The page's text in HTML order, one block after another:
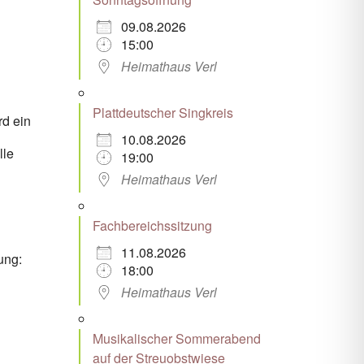
Office 365
ein
09.08.2026
15:00
Heimathaus Verl
Plattdeutscher Singkreis
10.08.2026
19:00
Heimathaus Verl
Fachbereichssitzung
11.08.2026
18:00
Heimathaus Verl
Musikalischer Sommerabend
auf der Streuobstwiese